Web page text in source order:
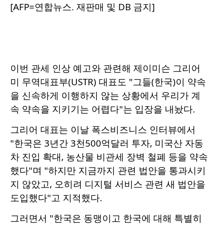
[AFP=연합뉴스. 재판매 및 DB 금지]
이번 관세 인상 예고와 관련해 제이미슨 그리어
미 무역대표부(USTR) 대표도 "그들(한국)이 약속
을 신속하게 이행하지 않는 상황에서 우리가 계
속 약속을 지키기는 어렵다"는 입장을 내놨다.
그리어 대표는 이날 폭스비즈니스 인터뷰에서
"한국은 3년간 3천500억달러 투자, 미국산 자동
차 진입 확대, 농산물 비관세 장벽 철폐 등을 약속
했다"며 "하지만 지금까지 관련 법안을 통과시키
지 않았고, 오히려 디지털 서비스 관련 새 법안을
도입했다"고 지적했다.
그러면서 "한국은 동맹이고 한국에 대해 특별히